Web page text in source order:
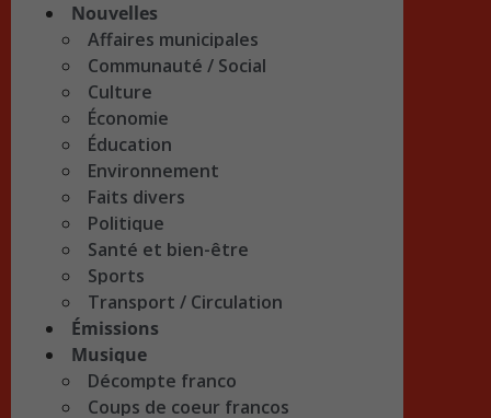
Nouvelles
Affaires municipales
Communauté / Social
Culture
Économie
Éducation
Environnement
Faits divers
Politique
Santé et bien-être
Sports
Transport / Circulation
Émissions
Musique
Décompte franco
Coups de coeur francos